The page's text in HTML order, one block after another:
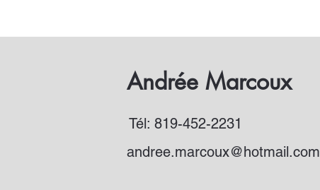
Andrée Marcoux
Tél: 819-452-2231
andree.marcoux@hotmail.com